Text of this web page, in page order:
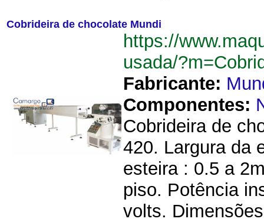
Cobrideira de chocolate Mundi
https://
usada/
Fabricante:
Componentes:
Cobrideira de
420. Largura da
esteira : 0.5 a
piso. Potência
volts.